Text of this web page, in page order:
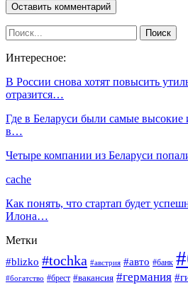
Интересное:
В России снова хотят повысить
отразится…
Где в Беларуси были самые высокие
в…
Четыре компании из Беларуси
cache
Как понять, что стартап будет
Илона…
Метки
#blizko #tochka #австрия #авто #банк
#богатство #брест #вакансия #германия